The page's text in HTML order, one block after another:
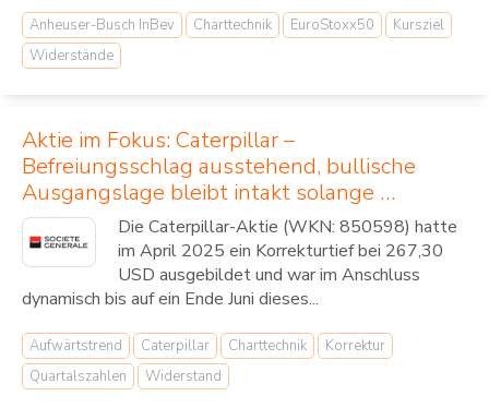
Anheuser-Busch InBev Charttechnik EuroStoxx50
Kursziel
Widerstände
Aktie im Fokus: Caterpillar –
Befreiungsschlag ausstehend, bullische
Ausgangslage bleibt intakt solange …
Die Caterpillar-Aktie (WKN: 850598) hatte
im April 2025 ein Korrekturtief bei 267,30
USD ausgebildet und war im Anschluss
dynamisch bis auf ein Ende Juni dieses...
Aufwärtstrend Caterpillar Charttechnik
Korrektur
Quartalszahlen
Widerstand